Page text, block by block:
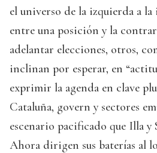
el universo de la izquierda a
entre una posición y la
adelantar elecciones, otros,
inclinan por esperar, en
exprimir la agenda en clave
Cataluña, govern y sectores
escenario pacificado que Illa y
Ahora dirigen sus baterías al